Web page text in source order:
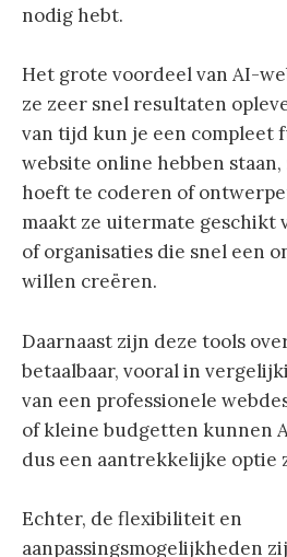
nodig hebt.
Het grote voordeel van AI-
ze zeer snel resultaten
van tijd kun je een compleet
website online hebben
hoeft te coderen of
maakt ze uitermate geschikt
of organisaties die snel een
willen creëren.
Daarnaast zijn deze tools
betaalbaar, vooral in
van een professionele
of kleine budgetten kunnen
dus een aantrekkelijke optie
Echter, de flexibiliteit en
aanpassingsmogelijkheden